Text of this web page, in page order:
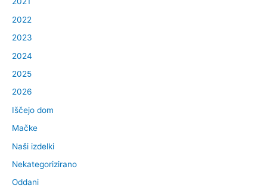
2022
2023
2024
2025
2026
Iščejo dom
Mačke
Naši izdelki
Nekategorizirano
Oddani